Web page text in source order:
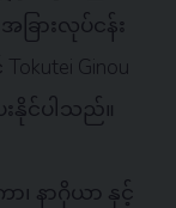
ြားလုပ်ငန်း
Ginou
နိုင်ပါသည်။
၊ နာဂိုယာ နှင့်